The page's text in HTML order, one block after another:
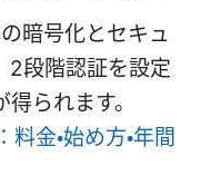
暗号化とセキュ
2段階認証を設定
られます。
金・始め方・年間